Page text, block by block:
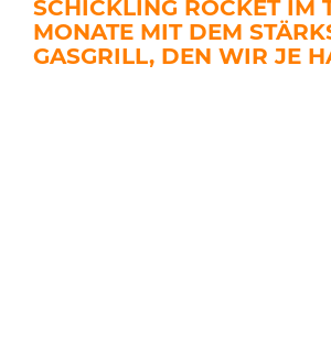
SCHICKLING ROCKET IM
MONATE MIT DEM
GASGRILL, DEN WIR JE